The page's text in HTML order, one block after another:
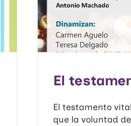
El
El testamento
que la voluntad